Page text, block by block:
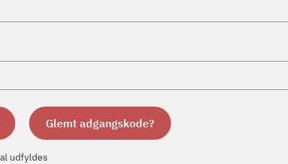
Glemt adgangskode?
udfyldes